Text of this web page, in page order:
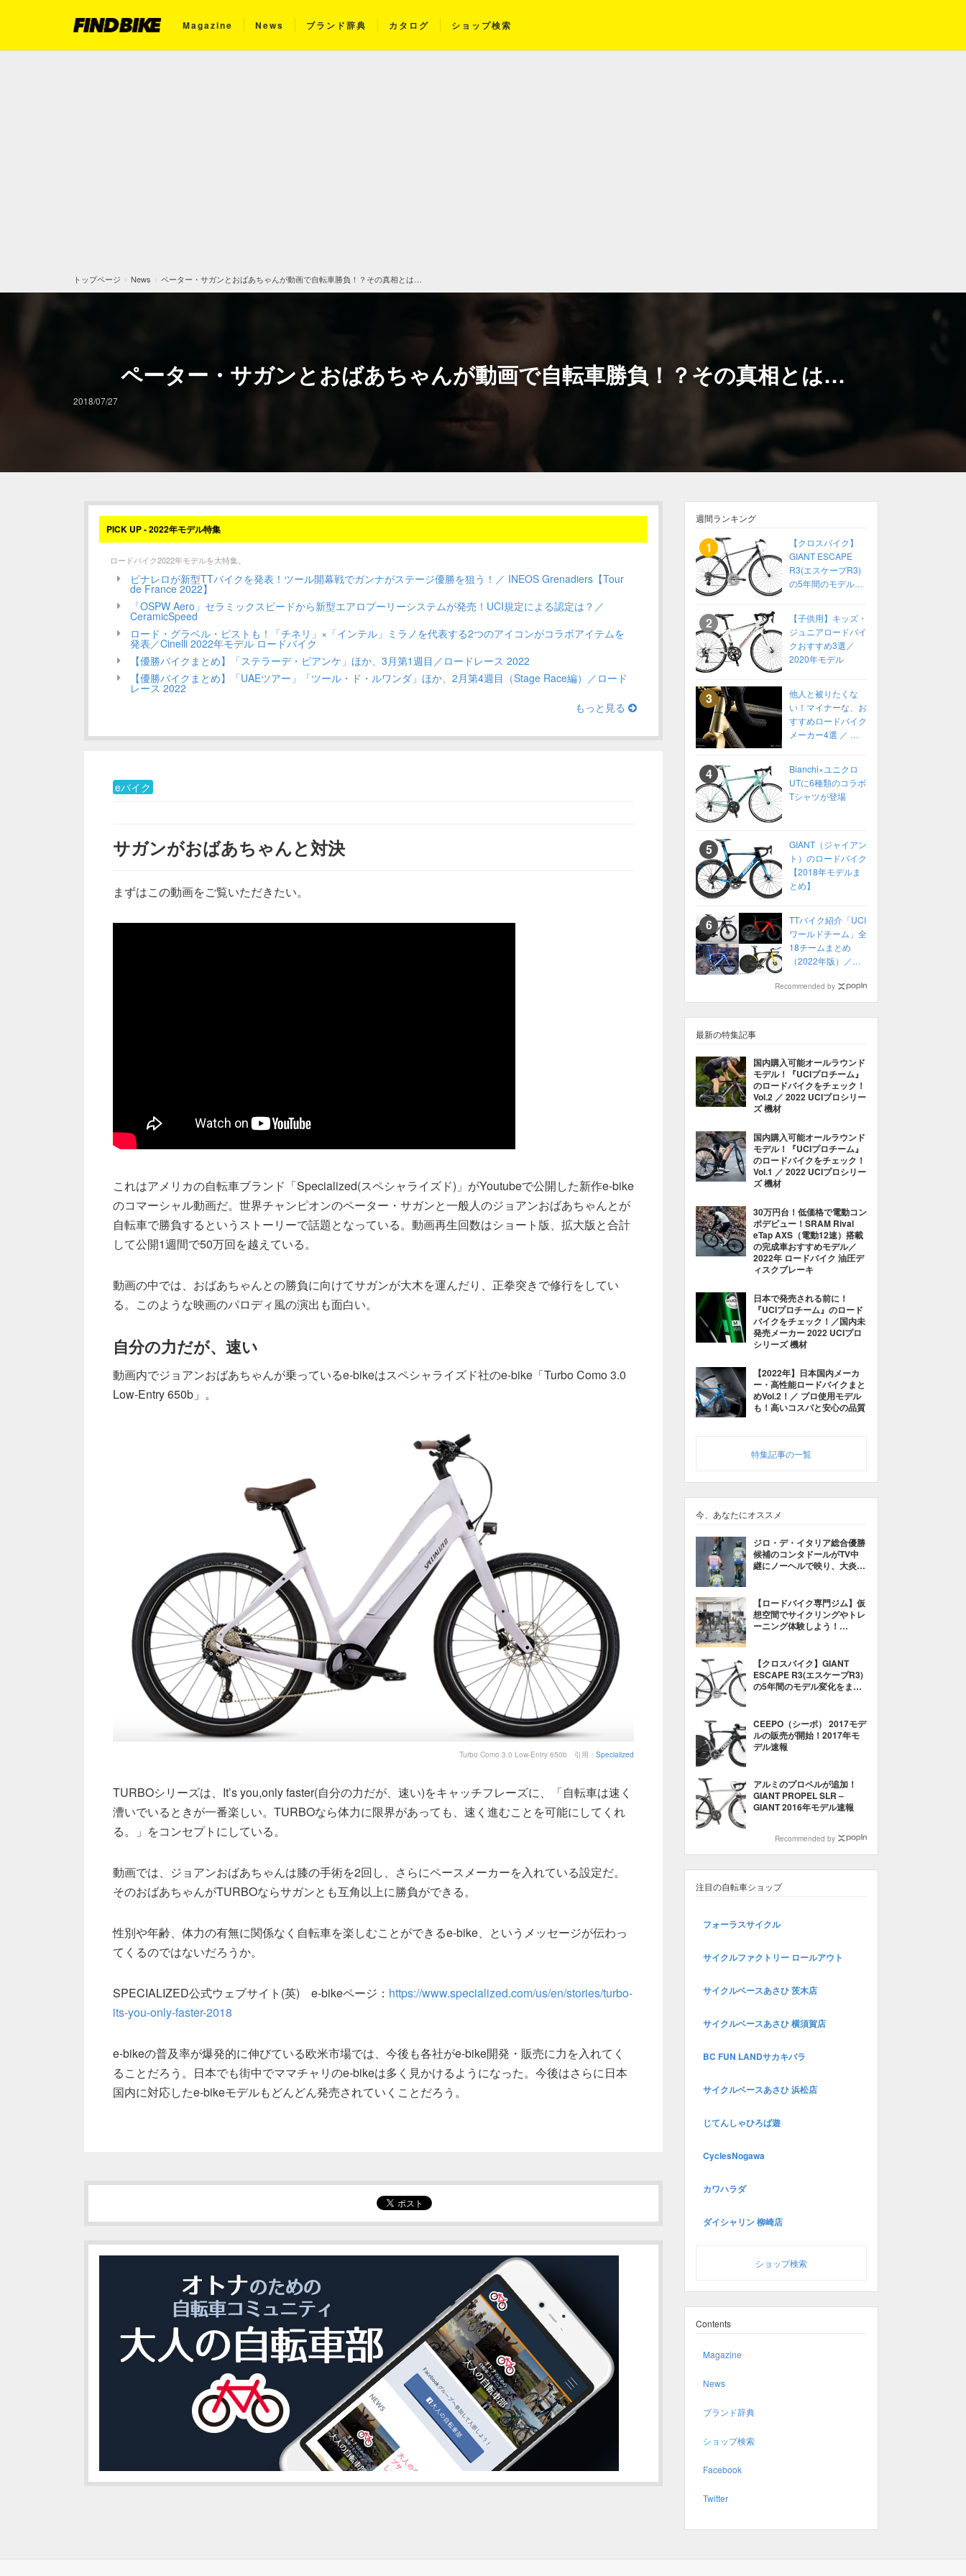
Magazine News ブランド辞典 カタログ ショップ検索
トップページ News ペーター・サガンとおばあちゃんが動画で自転車勝負！？その真相とは…
ペーター・サガンとおばあちゃんが動画で自転車勝負！？その真相とは…
2018/07/27
PICK UP - 2022年モデル特集
ロードバイク2022年モデルを大特集。
ピナレロが新型TTバイクを発表！ツール開幕戦でガンナがステージ優勝を狙う！／ INEOS Grenadiers【Tour
de France 2022】
「OSPW Aero」セラミックスピードから新型エアロプーリーシステムが発売！UCI規定による認定は？／
CeramicSpeed
ロード・グラベル・ピストも！「チネリ」×「インテル」ミラノを代表する2つのアイコンがコラボアイテムを
発表／Cinelli 2022年モデル ロードバイク
【優勝バイクまとめ】「ステラーデ・ビアンケ」ほか、3月第1週目／ロードレース 2022
【優勝バイクまとめ】「UAEツアー」「ツール・ド・ルワンダ」ほか、2月第4週目（Stage Race編）／ロード
レース 2022
もっと見る
eバイク
サガンがおばあちゃんと対決
まずはこの動画をご覧いただきたい。
これはアメリカの自転車ブランド「Specialized(スペシャライズド)」がYoutubeで公開した新作e-bike
のコマーシャル動画だ。世界チャンピオンのペーター・サガンと一般人のジョアンおばあちゃんとが
自転車で勝負するというストーリーで話題となっている。動画再生回数はショート版、拡大版と合計
して公開1週間で50万回を越えている。
動画の中では、おばあちゃんとの勝負に向けてサガンが大木を運んだり、正拳突きで修行をしてい
る。このような映画のパロディ風の演出も面白い。
自分の力だが、速い
動画内でジョアンおばあちゃんが乗っているe-bikeはスペシャライズド社のe-bike「Turbo Como 3.0
Low-Entry 650b」。
Turbo Como 3.0 Low-Entry 650b 引用： Specialized
TURBOシリーズは、It’s you,only faster(自分の力だが、速い)をキャッチフレーズに、「自転車は速く
漕いでいるときが一番楽しい。TURBOなら体力に限界があっても、速く進むことを可能にしてくれ
る。」をコンセプトにしている。
動画では、ジョアンおばあちゃんは膝の手術を2回し、さらにペースメーカーを入れている設定だ。
そのおばあちゃんがTURBOならサガンとも互角以上に勝負ができる。
性別や年齢、体力の有無に関係なく自転車を楽しむことができるe-bike、というメッセージが伝わっ
てくるのではないだろうか。
SPECIALIZED公式ウェブサイト(英) e-bikeページ： https://www.specialized.com/us/en/stories/turbo-
its-you-only-faster-2018
e-bikeの普及率が爆発的に伸びている欧米市場では、今後も各社がe-bike開発・販売に力を入れてく
ることだろう。日本でも街中でママチャリのe-bikeは多く見かけるようになった。今後はさらに日本
国内に対応したe-bikeモデルもどんどん発売されていくことだろう。
週間ランキング
【クロスバイク】
GIANT ESCAPE
R3(エスケープR3)
の5年間のモデル変
【子供用】キッズ・
ジュニアロードバイ
クおすすめ3選／
2020年モデル
他人と被りたくな
い！マイナーな、お
すすめロードバイク
メーカー4選 ／ 高
ーダーも！
Bianchi×ユニクロ
UTに6種類のコラボ
Tシャツが登場
GIANT（ジャイアン
ト）のロードバイク
【2018年モデルま
とめ】
TTバイク紹介「UCI
ワールドチーム」全
18チームまとめ
（2022年版）／ロ
Recommended by
最新の特集記事
国内購入可能オールラウンド
モデル！『UCIプロチーム』
のロードバイクをチェック！
Vol.2 ／ 2022 UCIプロシリー
ズ 機材
国内購入可能オールラウンド
モデル！『UCIプロチーム』
のロードバイクをチェック！
Vol.1 ／ 2022 UCIプロシリー
ズ 機材
30万円台！低価格で電動コン
ポデビュー！SRAM Rival
eTap AXS（電動12速）搭載
の完成車おすすめモデル／
2022年 ロードバイク 油圧デ
ィスクブレーキ
日本で発売される前に！
『UCIプロチーム』のロード
バイクをチェック！／国内未
発売メーカー 2022 UCIプロ
シリーズ 機材
【2022年】日本国内メーカ
ー・高性能ロードバイクまと
めVol.2！／ プロ使用モデル
も！高いコスパと安心の品質
特集記事の一覧
今、あなたにオススメ
ジロ・デ・イタリア総合優勝
候補のコンタドールがTV中
継にノーヘルで映り、大炎上
【ロードバイク専門ジム】仮
想空間でサイクリングやトレ
ーニング体験しよう！
【クロスバイク】GIANT
ESCAPE R3(エスケープR3)
の5年間のモデル変化をまと
CEEPO（シーポ） 2017モデ
ルの販売が開始！2017年モ
デル速報
アルミのプロペルが追加！
GIANT PROPEL SLR –
GIANT 2016年モデル速報
Recommended by
注目の自転車ショップ
フォーラスサイクル
サイクルファクトリー ロールアウト
サイクルベースあさひ 茨木店
サイクルベースあさひ 横須賀店
BC FUN LANDサカキバラ
サイクルベースあさひ 浜松店
じてんしゃひろば遊
CyclesNogawa
カワハラダ
ダイシャリン 柳崎店
ショップ検索
Contents
Magazine
News
ブランド辞典
ショップ検索
Facebook
Twitter